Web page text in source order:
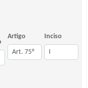
Artigo Inciso